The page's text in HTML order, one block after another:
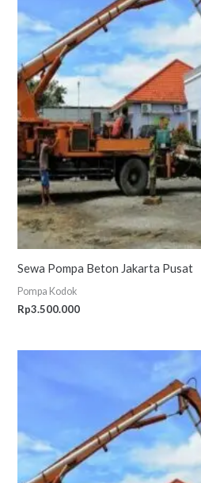
Sewa Pompa Beton Jakarta Pusat
Pompa Kodok
Rp3.500.000